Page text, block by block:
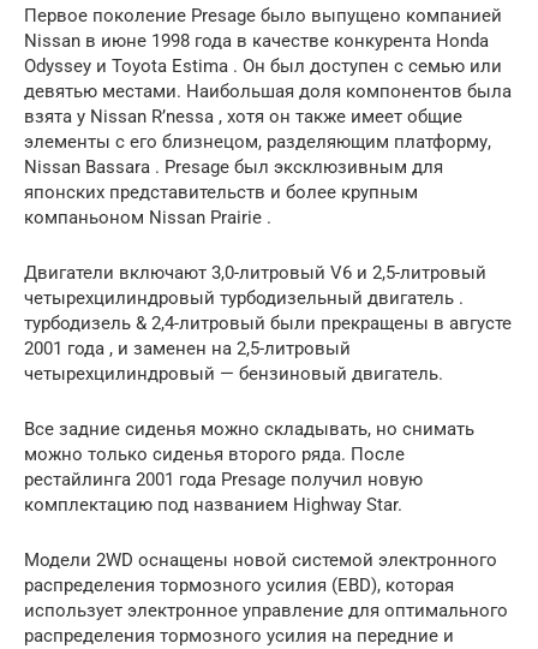
Первое поколение Presage было выпущено компанией
Nissan в июне 1998 года в качестве конкурента Honda
Odyssey и Toyota Estima . Он был доступен с семью или
девятью местами. Наибольшая доля компонентов была
взята у Nissan R’nessa , хотя он также имеет общие
элементы с его близнецом, разделяющим платформу,
Nissan Bassara . Presage был эксклюзивным для
японских представительств и более крупным
компаньоном Nissan Prairie .
Двигатели включают 3,0-литровый V6 и 2,5-литровый
четырехцилиндровый турбодизельный двигатель .
турбодизель & 2,4-литровый были прекращены в августе
2001 года , и заменен на 2,5-литровый
четырехцилиндровый — бензиновый двигатель.
Все задние сиденья можно складывать, но снимать
можно только сиденья второго ряда. После
рестайлинга 2001 года Presage получил новую
комплектацию под названием Highway Star.
Модели 2WD оснащены новой системой электронного
распределения тормозного усилия (EBD), которая
использует электронное управление для оптимального
распределения тормозного усилия на передние и